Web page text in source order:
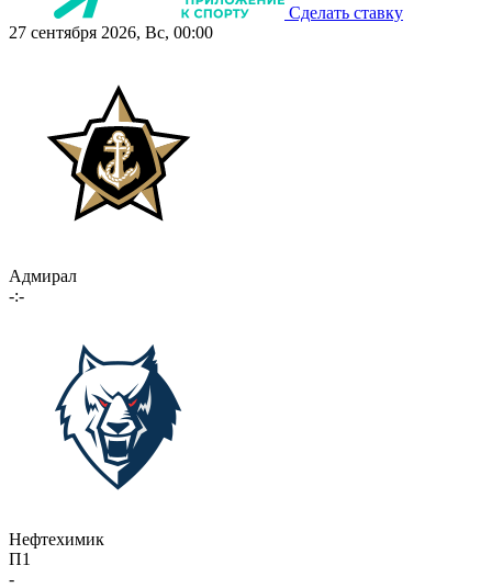
Сделать ставку
27 сентября 2026, Вс, 00:00
Адмирал
-:-
Нефтехимик
П1
-